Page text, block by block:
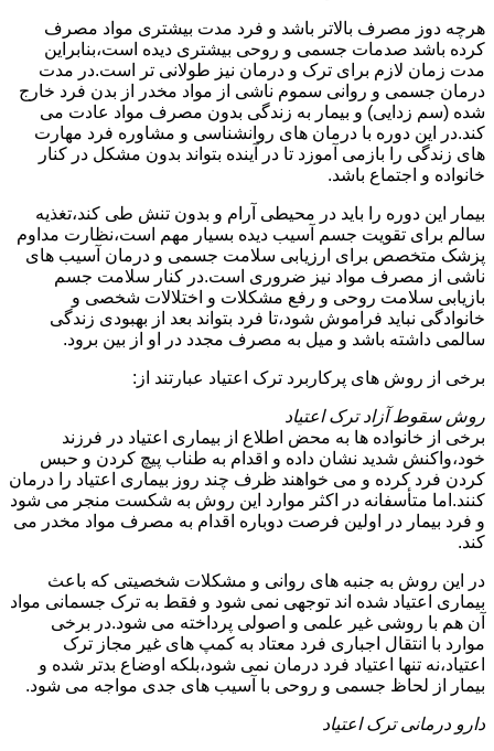
هرچه دوز مصرف بالاتر باشد و فرد مدت بیشتری مواد مصرف
کرده باشد صدمات جسمی و روحی بیشتری دیده است،بنابراین
مدت زمان لازم برای ترک و درمان نیز طولانی تر است.در مدت
درمان جسمی و روانی سموم ناشی از مواد مخدر از بدن فرد خارج
شده (سم زدایی) و بیمار به زندگی بدون مصرف مواد عادت می
کند.در این دوره با درمان های روانشناسی و مشاوره فرد مهارت
های زندگی را بازمی آموزد تا در آینده بتواند بدون مشکل در کنار
خانواده و اجتماع باشد.
بیمار این دوره را باید در محیطی آرام و بدون تنش طی کند،تغذیه
سالم برای تقویت جسم آسیب دیده بسیار مهم است،نظارت مداوم
پزشک متخصص برای ارزیابی سلامت جسمی و درمان آسیب های
ناشی از مصرف مواد نیز ضروری است.در کنار سلامت جسم
بازیابی سلامت روحی و رفع مشکلات و اختلالات شخصی و
خانوادگی نباید فراموش شود،تا فرد بتواند بعد از بهبودی زندگی
سالمی داشته باشد و میل به مصرف مجدد در او از بین برود.
برخی از روش های پرکاربرد ترک اعتیاد عبارتند از:
روش سقوط آزاد ترک اعتیاد
برخی از خانواده ها به محض اطلاع از بیماری اعتیاد در فرزند
خود،واکنش شدید نشان داده و اقدام به طناب پیچ کردن و حبس
کردن فرد کرده و می خواهند ظرف چند روز بیماری اعتیاد را درمان
کنند.اما متأسفانه در اکثر موارد این روش به شکست منجر می شود
و فرد بیمار در اولین فرصت دوباره اقدام به مصرف مواد مخدر می
کند.
در این روش به جنبه های روانی و مشکلات شخصیتی که باعث
بیماری اعتیاد شده اند توجهی نمی شود و فقط به ترک جسمانی مواد
آن هم با روشی غیر علمی و اصولی پرداخته می شود.در برخی
موارد با انتقال اجباری فرد معتاد به کمپ های غیر مجاز ترک
اعتیاد،نه تنها اعتیاد فرد درمان نمی شود،بلکه اوضاع بدتر شده و
بیمار از لحاظ جسمی و روحی با آسیب های جدی مواجه می شود.
دارو درمانی ترک اعتیاد